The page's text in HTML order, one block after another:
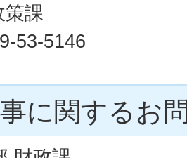
課
53-5146
に関するお